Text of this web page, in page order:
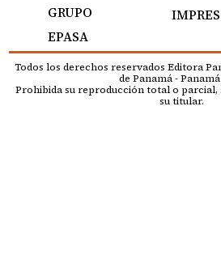
GRUPO
EPASA
Todos los derechos reservados Editora
de Panamá - Panamá
Prohibida su reproducción total o parcial,
su titular.